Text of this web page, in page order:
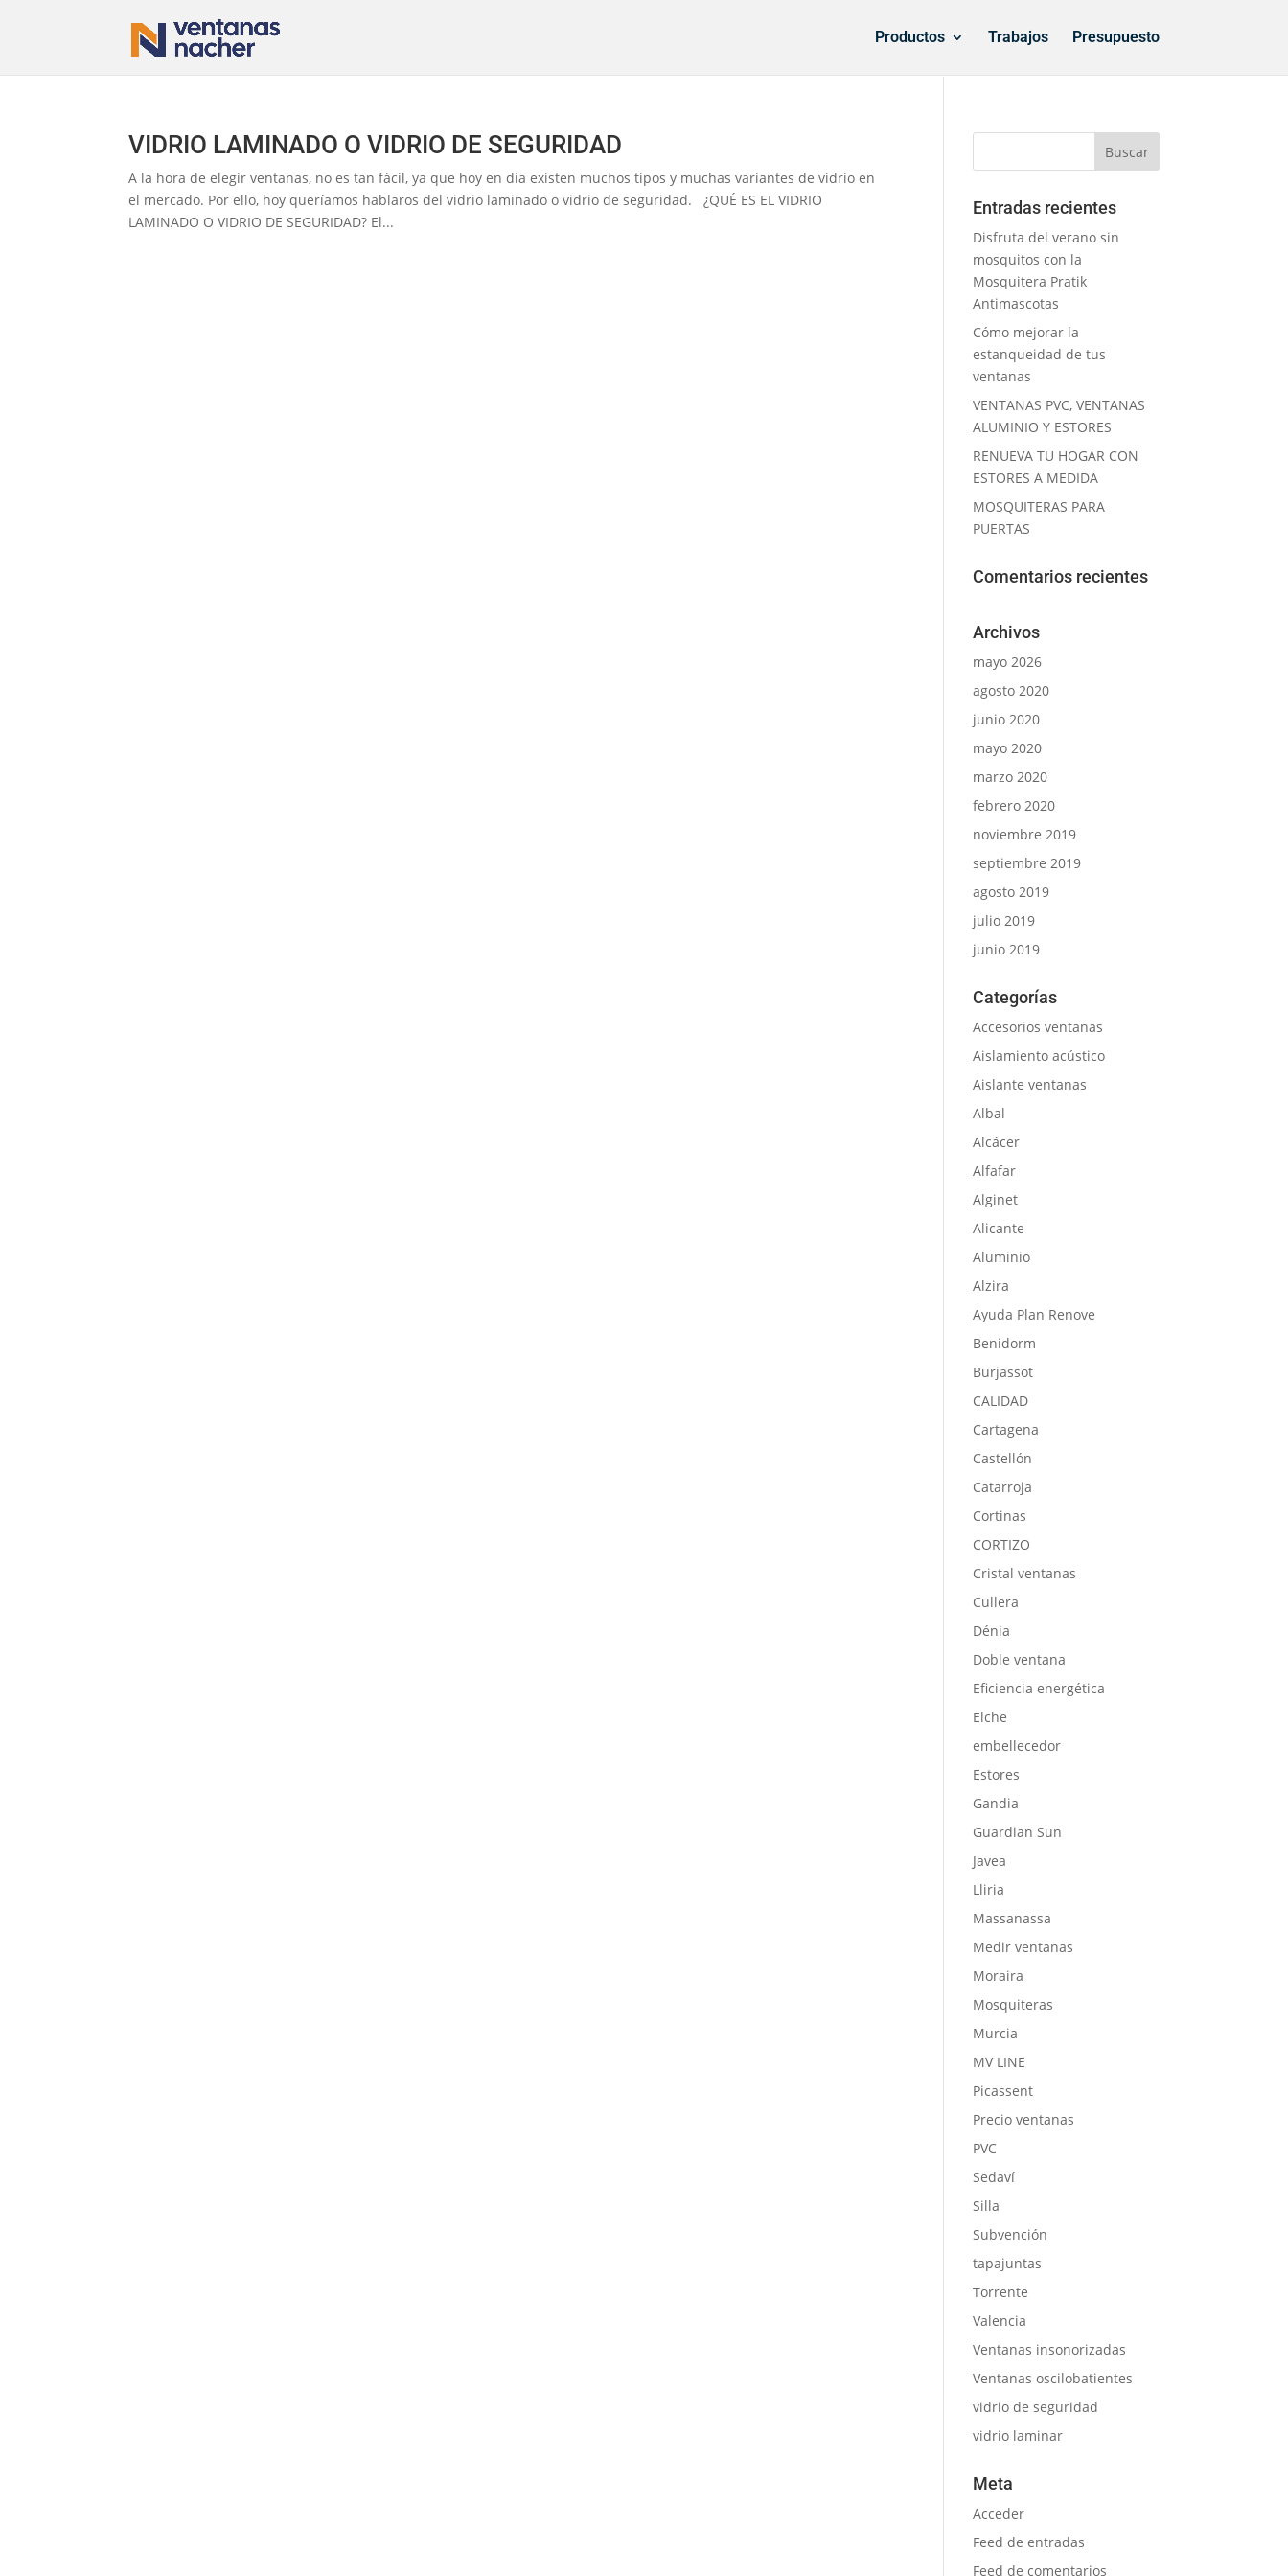
Productos Trabajos Presupuesto
VIDRIO LAMINADO O VIDRIO DE SEGURIDAD
A la hora de elegir ventanas, no es tan fácil, ya que hoy en día existen muchos tipos y muchas variantes de vidrio en
el mercado. Por ello, hoy queríamos hablaros del vidrio laminado o vidrio de seguridad. ¿QUÉ ES EL VIDRIO
LAMINADO O VIDRIO DE SEGURIDAD? El...
Entradas recientes
Disfruta del verano sin
mosquitos con la
Mosquitera Pratik
Antimascotas
Cómo mejorar la
estanqueidad de tus
ventanas
VENTANAS PVC, VENTANAS
ALUMINIO Y ESTORES
RENUEVA TU HOGAR CON
ESTORES A MEDIDA
MOSQUITERAS PARA
PUERTAS
Comentarios recientes
Archivos
mayo 2026
agosto 2020
junio 2020
mayo 2020
marzo 2020
febrero 2020
noviembre 2019
septiembre 2019
agosto 2019
julio 2019
junio 2019
Categorías
Accesorios ventanas
Aislamiento acústico
Aislante ventanas
Albal
Alcácer
Alfafar
Alginet
Alicante
Aluminio
Alzira
Ayuda Plan Renove
Benidorm
Burjassot
CALIDAD
Cartagena
Castellón
Catarroja
Cortinas
CORTIZO
Cristal ventanas
Cullera
Dénia
Doble ventana
Eficiencia energética
Elche
embellecedor
Estores
Gandia
Guardian Sun
Javea
Lliria
Massanassa
Medir ventanas
Moraira
Mosquiteras
Murcia
MV LINE
Picassent
Precio ventanas
PVC
Sedaví
Silla
Subvención
tapajuntas
Torrente
Valencia
Ventanas insonorizadas
Ventanas oscilobatientes
vidrio de seguridad
vidrio laminar
Meta
Acceder
Feed de entradas
Feed de comentarios